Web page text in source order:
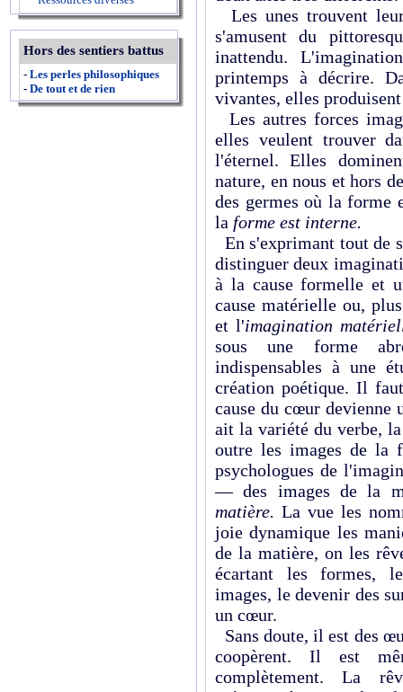
Hors des sentiers battus
- Les perles philosophiques
- De tout et de rien
Les unes trouvent
s'amusent du
inattendu.
printemps à décrire.
vivantes, elles
Les autres forces
elles veulent trouver
l'éternel. Elles
nature, en nous et hors
des germes où la forme
la forme est interne.
En s'exprimant tout de
distinguer deux
à la cause formelle et
cause matérielle ou,
et l'imagination
sous une forme
indispensables à une
création poétique. Il
cause du cœur devienne
ait la variété du verbe,
outre les images de la
psychologues de
— des images de la
matière.La vue les
joie dynamique les
de la matière, on les
écartant les formes,
images, le devenir des
un cœur.
Sans doute, il est des
coopèrent. Il est
complètement. La